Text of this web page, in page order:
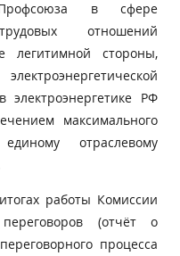
в сфере
отношений
легитимной стороны,
РФ
максимального
отраслевому
работы Комиссии
(отчёт о
процесса